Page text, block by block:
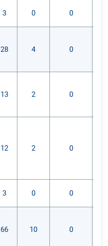
3 0 0
28 4 0
13 2 0
12 2 0
3 0 0
66 10 0